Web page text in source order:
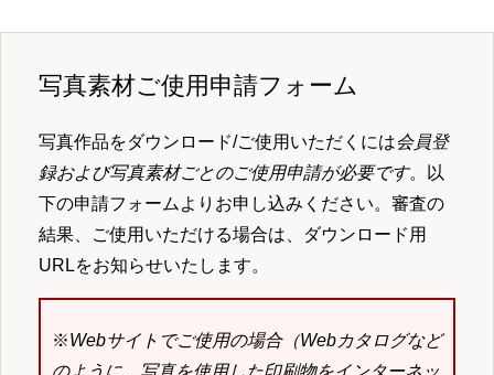
写真素材ご使用申請フォーム
写真作品をダウンロード/ご使用いただくには会員登
録および写真素材ごとのご使用申請が必要です。以
下の申請フォームよりお申し込みください。審査の
結果、ご使用いただける場合は、ダウンロード用
URLをお知らせいたします。
※Webサイトでご使用の場合（Webカタログなど